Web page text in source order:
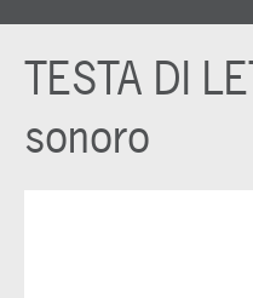
TESTA DI
sonoro